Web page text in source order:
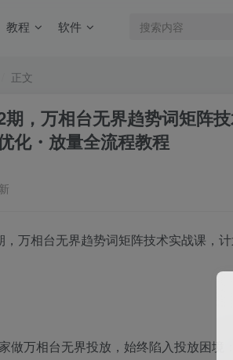
教程 软件
正文
，万相台无界趋势词矩阵
化・放量全流程教程
做万相台无界投放，始终陷入投放困